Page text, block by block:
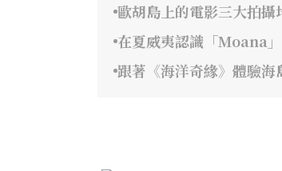
歐胡島上的電影三大拍攝
在夏威夷認識「Moana
跟著《海洋奇緣》體驗海